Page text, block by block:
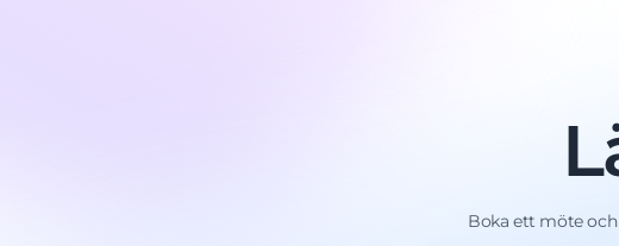
Boka ett möte